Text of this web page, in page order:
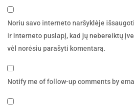
Noriu savo interneto naršyklėje
ir interneto puslapį, kad jų nebereiktų
vėl norėsiu parašyti komentarą.
Notify me of follow-up comments by